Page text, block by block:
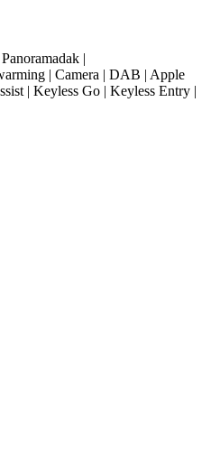
|
| Camera | DAB | Apple
| Keyless Go | Keyless Entry |